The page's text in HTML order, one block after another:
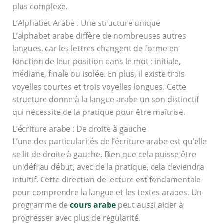
plus complexe.
L’Alphabet Arabe : Une structure unique
L’alphabet arabe diffère de nombreuses autres
langues, car les lettres changent de forme en
fonction de leur position dans le mot : initiale,
médiane, finale ou isolée. En plus, il existe trois
voyelles courtes et trois voyelles longues. Cette
structure donne à la langue arabe un son distinctif
qui nécessite de la pratique pour être maîtrisé.
L’écriture arabe : De droite à gauche
L’une des particularités de l’écriture arabe est qu’elle
se lit de droite à gauche. Bien que cela puisse être
un défi au début, avec de la pratique, cela deviendra
intuitif. Cette direction de lecture est fondamentale
pour comprendre la langue et les textes arabes. Un
programme de cours arabepeut aussi aider à
progresser avec plus de régularité.